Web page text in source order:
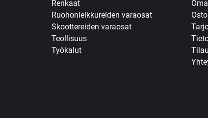
Renkaat
Ruohonleikkureiden varaosat
Skoottereiden varaosat
Teollisuus
Työkalut